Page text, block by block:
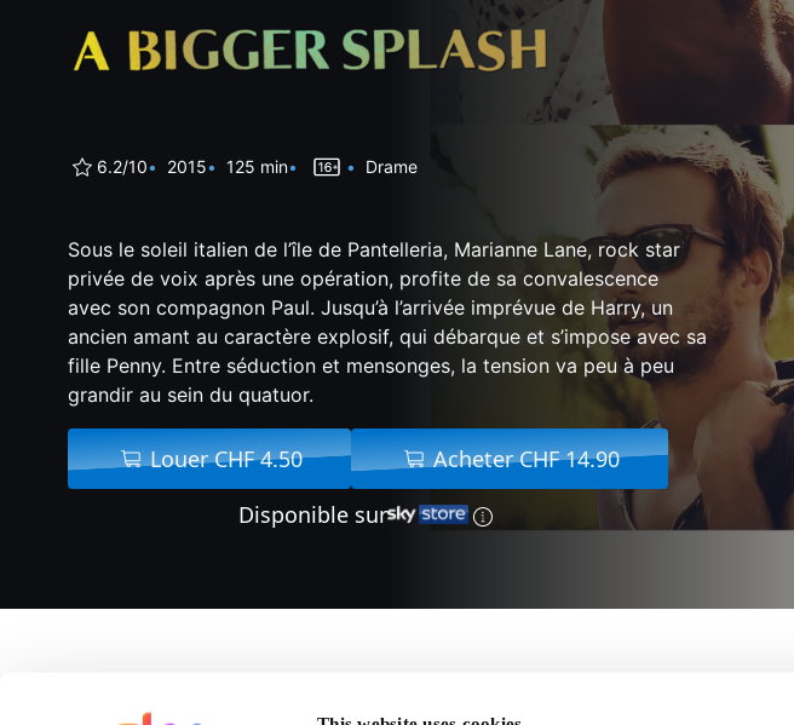
6.2/10 2015 125 min Drame
Sous le soleil italien de l’île de Pantelleria, Marianne Lane, rock star
privée de voix après une opération, profite de sa convalescence
avec son compagnon Paul. Jusqu’à l’arrivée imprévue de Harry, un
ancien amant au caractère explosif, qui débarque et s’impose avec sa
fille Penny. Entre séduction et mensonges, la tension va peu à peu
grandir au sein du quatuor.
Louer CHF 4.50
Acheter CHF 14.90
Disponible sur